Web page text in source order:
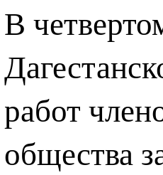
В
работ
общества